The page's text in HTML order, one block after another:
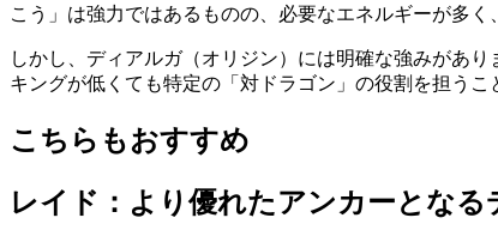
こう」は強力ではあるものの、必要なエネルギーが多
しかし、ディアルガ（オリジン）には明確な強みがあ
キングが低くても特定の「対ドラゴン」の役割を担うこ
こちらもおすすめ
レイド：より優れたアンカーとなる